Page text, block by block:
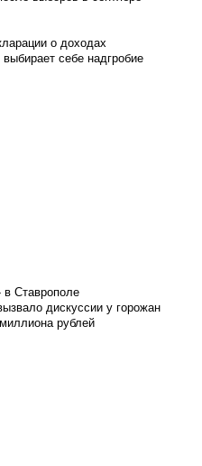
о доходах
себе надгробие
в Ставрополе
дискуссии у горожан
рублей